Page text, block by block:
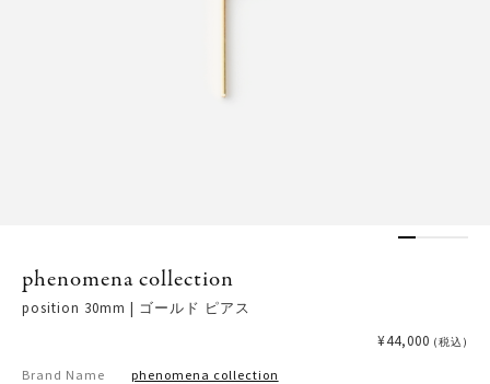
phenomena collection
position 30mm | ゴールド ピアス
¥44,000 (税込)
Brand Name
phenomena collection